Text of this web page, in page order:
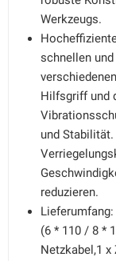
Werkzeugs.
schnellen
Hilfsgriff und
und
reduzieren.
Lieferumfang:
(6 * 110 / 8 *
Netzkabel,1 x